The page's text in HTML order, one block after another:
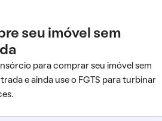
seu imóvel sem
para comprar seu imóvel sem
e ainda use o FGTS para turbinar